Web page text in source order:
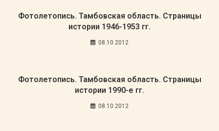
Фотолетопись. Тамбовская область. Страницы
истории 1946-1953 гг.
08.10.2012
Фотолетопись. Тамбовская область. Страницы
истории 1990-е гг.
08.10.2012